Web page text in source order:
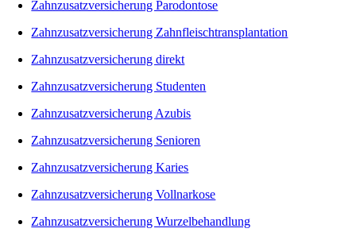
Zahnzusatzversicherung Parodontose
Zahnzusatzversicherung Zahnfleischtransplantation
Zahnzusatzversicherung direkt
Zahnzusatzversicherung Studenten
Zahnzusatzversicherung Azubis
Zahnzusatzversicherung Senioren
Zahnzusatzversicherung Karies
Zahnzusatzversicherung Vollnarkose
Zahnzusatzversicherung Wurzelbehandlung